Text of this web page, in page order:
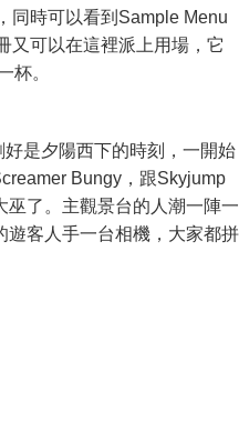
同時可以看到Sample Menu
又可以在這裡派上用場，它
杯。
是夕陽西下的時刻，一開始
Bungy，跟Skyjump
了。主觀景台的人潮一陣一
遊客人手一台相機，大家都拼